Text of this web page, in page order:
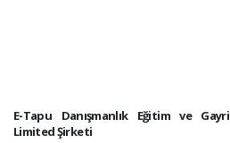
E-Tapu Danışmanlık Eğitim ve
Limited Şirketi